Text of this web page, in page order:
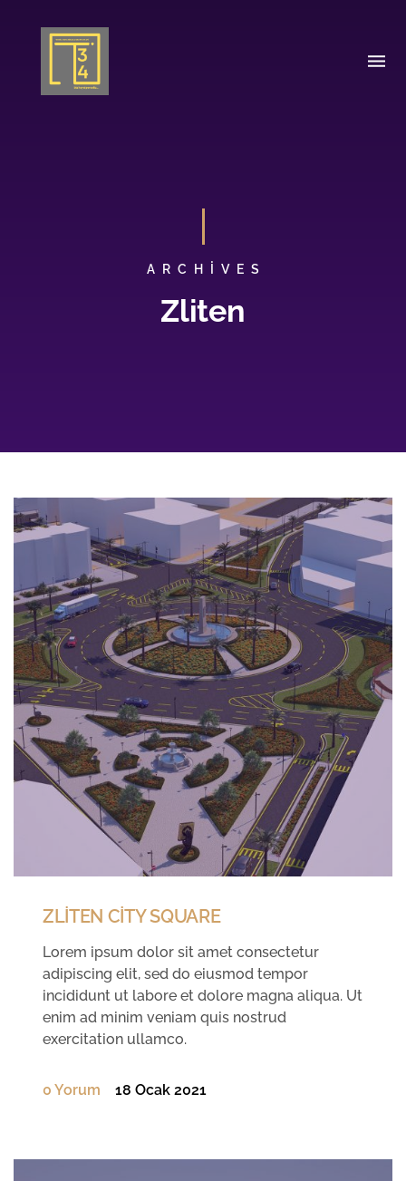
ARCHIVES
Zliten
ZLİTEN CİTY SQUARE
Lorem ipsum dolor sit amet consectetur
adipiscing elit, sed do eiusmod tempor
incididunt ut labore et dolore magna aliqua. Ut
enim ad minim veniam quis nostrud
exercitation ullamco.
0 Yorum 18 Ocak 2021